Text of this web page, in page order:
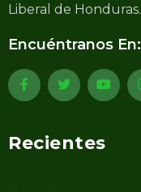
Liberal de Honduras.
Encuéntranos En:
Recientes